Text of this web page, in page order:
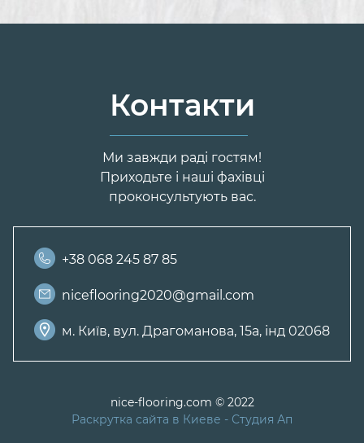
Контакти
Ми завжди раді гостям!
Приходьте і наші фахівці
проконсультують вас.
+38 068 245 87 85
niceflooring2020@gmail.com
м. Київ, вул. Драгоманова, 15а, інд 02068
nice-flooring.com © 2022
Раскрутка сайта в Киеве - Студия Ап